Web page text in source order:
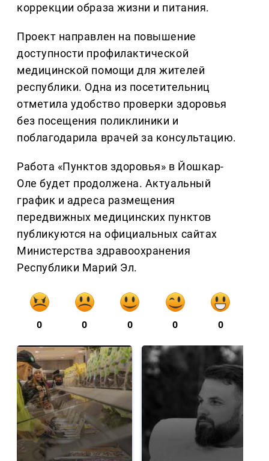
коррекции образа жизни и питания.
Проект направлен на повышение
доступности профилактической
медицинской помощи для жителей
республики. Одна из посетительниц
отметила удобство проверки здоровья
без посещения поликлиники и
поблагодарила врачей за консультацию.
Работа «Пунктов здоровья» в Йошкар-
Оле будет продолжена. Актуальный
график и адреса размещения
передвижных медицинских пунктов
публикуются на официальных сайтах
Министерства здравоохранения
Республики Марий Эл.
0 0 0 0 0